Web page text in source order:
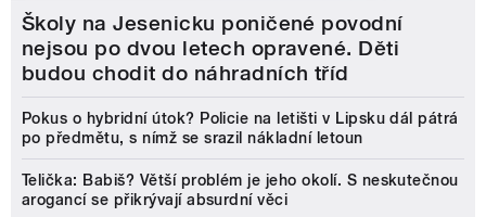
Školy na Jesenicku poničené povodní
nejsou po dvou letech opravené. Děti
budou chodit do náhradních tříd
Pokus o hybridní útok? Policie na letišti v Lipsku dál pátrá
po předmětu, s nímž se srazil nákladní letoun
Telička: Babiš? Větší problém je jeho okolí. S neskutečnou
arogancí se přikrývají absurdní věci